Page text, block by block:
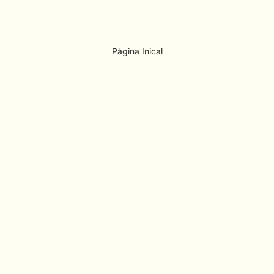
Página Inical